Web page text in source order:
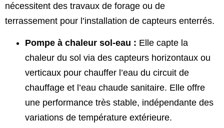
nécessitent des travaux de forage ou de
terrassement pour l’installation de capteurs enterrés.
Pompe à chaleur sol-eau : Elle capte la
chaleur du sol via des capteurs horizontaux ou
verticaux pour chauffer l’eau du circuit de
chauffage et l’eau chaude sanitaire. Elle offre
une performance très stable, indépendante des
variations de température extérieure.